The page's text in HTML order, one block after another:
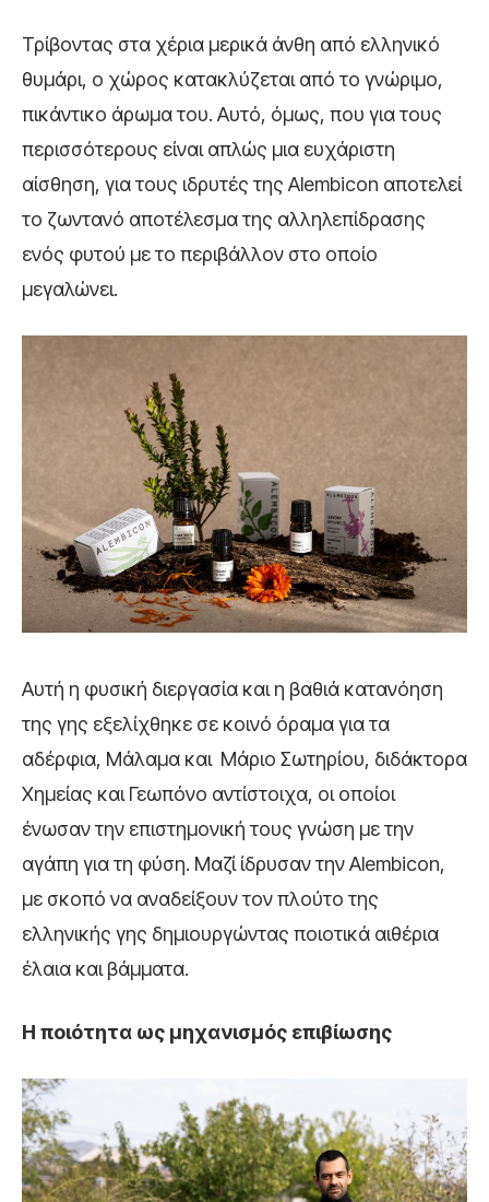
Τρίβοντας στα χέρια μερικά άνθη από ελληνικό
θυμάρι, ο χώρος κατακλύζεται από το γνώριμο,
πικάντικο άρωμα του. Αυτό, όμως, που για τους
περισσότερους είναι απλώς μια ευχάριστη
αίσθηση, για τους ιδρυτές της Alembicon αποτελεί
το ζωντανό αποτέλεσμα της αλληλεπίδρασης
ενός φυτού με το περιβάλλον στο οποίο
μεγαλώνει.
Αυτή η φυσική διεργασία και η βαθιά κατανόηση
της γης εξελίχθηκε σε κοινό όραμα για τα
αδέρφια, Μάλαμα και Μάριο Σωτηρίου, διδάκτορα
Χημείας και Γεωπόνο αντίστοιχα, οι οποίοι
ένωσαν την επιστημονική τους γνώση με την
αγάπη για τη φύση. Μαζί ίδρυσαν την Alembicon,
με σκοπό να αναδείξουν τον πλούτο της
ελληνικής γης δημιουργώντας ποιοτικά αιθέρια
έλαια και βάμματα.
Η ποιότητα ως μηχανισμός επιβίωσης